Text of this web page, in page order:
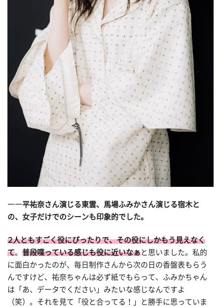
――平祐奈さん演じる東雲、馬場ふみかさん演じる宿木と
の、女子だけでのシーンも印象的でした。
２人ともすごく役にぴったりで、その役にしかもう見えなく
て。 普段喋っている感じも役に近いなぁと思いました。私的
に面白かったのが、毎日制作さんから次の日の香盤表もらう
んですけど、祐奈ちゃんは必ず紙でもらって、ふみかちゃん
は「あ、データでください」みたいな感じなんですよ
（笑）。それを見て「役と合ってる！」と勝手に思っていま